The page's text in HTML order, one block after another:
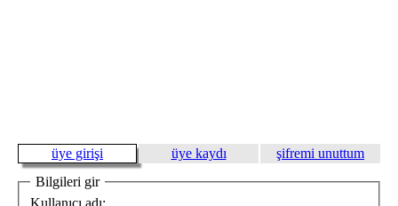
üye girişi üye kaydı
şifremi unuttum
Bilgileri gir
Kullanıcı adı: